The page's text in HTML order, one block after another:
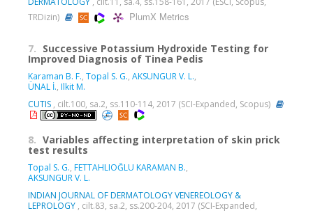
TRDizin)
PlumX Metrics
7. Successive Potassium Hydroxide Testing for
Improved Diagnosis of Tinea Pedis
Karaman B. F., Topal S. G., AKSUNGUR V. L.,
ÜNAL İ., Ilkit M.
CUTIS , cilt.100, sa.2, ss.110-114, 2017 (SCI-Expanded, Scopus)
8. Variables affecting interpretation of skin prick
test results
Topal S. G., FETTAHLIOĞLU KARAMAN B.,
AKSUNGUR V. L.
INDIAN JOURNAL OF DERMATOLOGY VENEREOLOGY &
LEPROLOGY , cilt.83, sa.2, ss.200-204, 2017 (SCI-Expanded,